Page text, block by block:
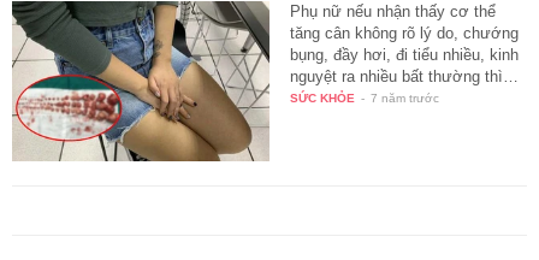
Phụ nữ nếu nhận thấy cơ thể
tăng cân không rõ lý do, chướng
bụng, đầy hơi, đi tiểu nhiều, kinh
nguyệt ra nhiều bất thường thì…
SỨC KHỎE - 7 năm trước